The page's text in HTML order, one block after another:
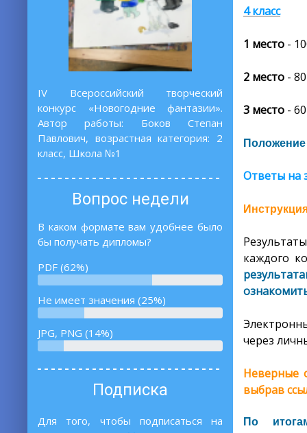
IV Всероссийский творческий
конкурс «Новогодние фантазии».
Автор работы: Боков Степан
Павлович, возрастная категория: 2
класс, Школа №1
Вопрос недели
В каком формате вам удобнее было
бы получать дипломы?
PDF (62%)
Не имеет значения (25%)
JPG, PNG (14%)
Подписка
Для того, чтобы подписаться на
4 класс
1 место -
2 место -
3 место -
Ответы на
каждого
через
Неверные
выбрав
По